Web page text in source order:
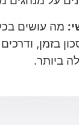
מה עושים
בזמן,
ביותר.